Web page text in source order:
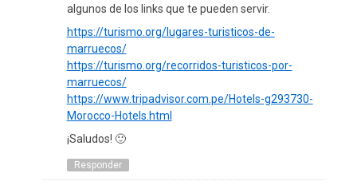
algunos de los links que te pueden servir.
https://turismo.org/lugares-turisticos-de-
marruecos/
https://turismo.org/recorridos-turisticos-por-
marruecos/
https://www.tripadvisor.com.pe/Hotels-g293730-
Morocco-Hotels.html
¡Saludos! 🙂
Responder